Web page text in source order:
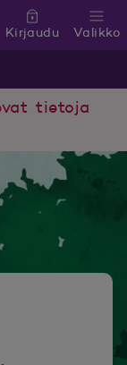
Valikko
Kirjaudu
tietoja